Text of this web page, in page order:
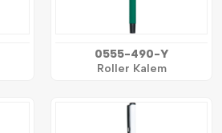
0555-490-Y
Roller Kalem